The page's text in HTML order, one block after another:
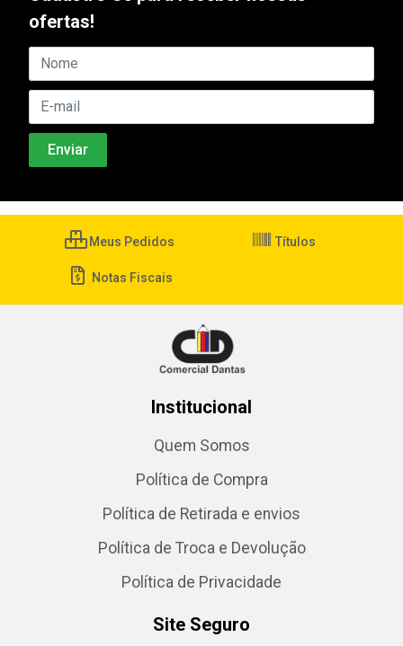
ofertas!
Meus Pedidos Títulos
Notas Fiscais
Institucional
Quem Somos
Política de Compra
Política de Retirada e envios
Política de Troca e Devolução
Política de Privacidade
Site Seguro